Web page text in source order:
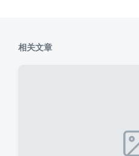
相关文章